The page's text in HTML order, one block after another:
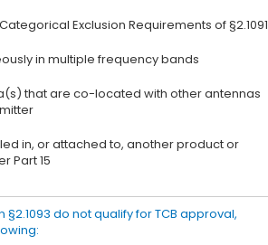
Exclusion Requirements of §2.1091
in multiple frequency bands
that are co-located with other antennas
in, or attached to, another product or
Part 15
do not qualify for TCB approval,